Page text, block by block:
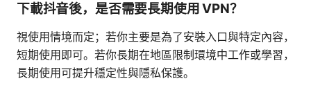
下載抖音後，是否需要長期使用 VPN？
視使用情境而定；若你主要是為了安裝入口與特定內容，
短期使用即可。若你長期在地區限制環境中工作或學習，
長期使用可提升穩定性與隱私保護。